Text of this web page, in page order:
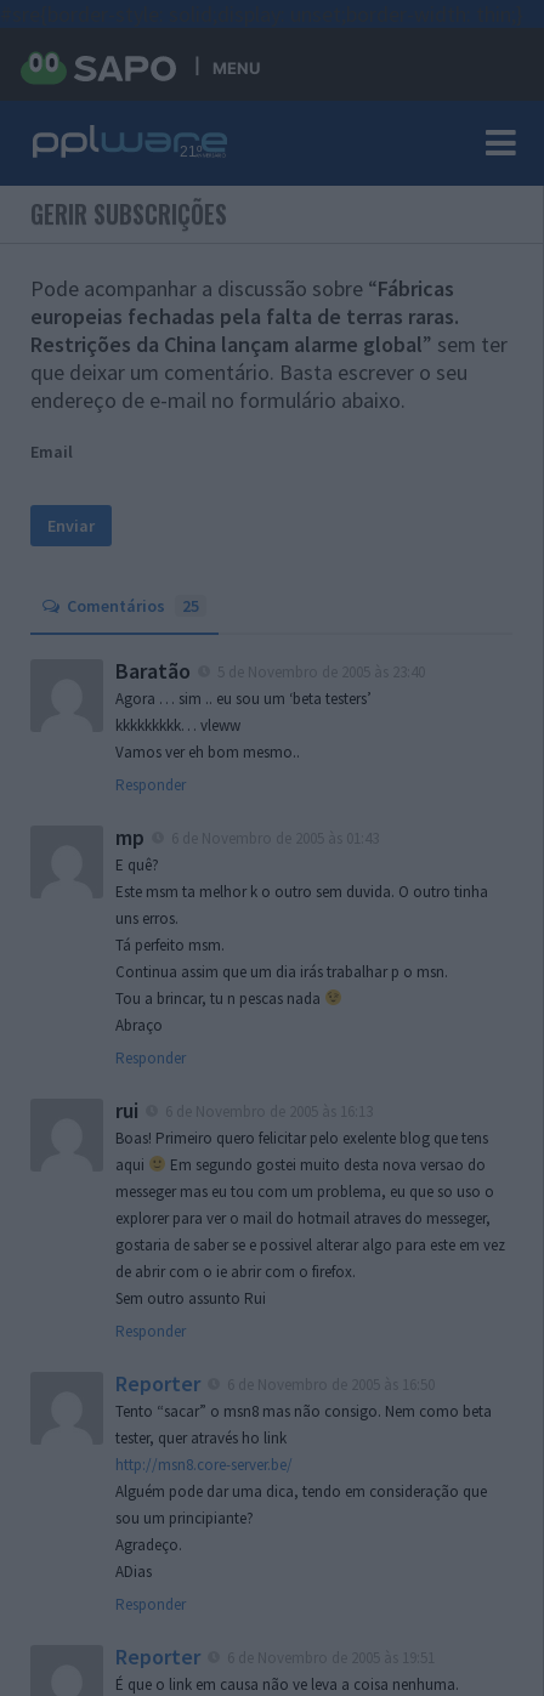
MENU
GERIR SUBSCRIÇÕES
Pode acompanhar a discussão sobre “Fábricas
europeias fechadas pela falta de terras raras.
Restrições da China lançam alarme global” sem ter
que deixar um comentário. Basta escrever o seu
endereço de e-mail no formulário abaixo.
Email
Comentários 25
Baratão
Agora … sim .. eu sou um ‘beta testers’
kkkkkkkkk… vleww
Vamos ver eh bom mesmo..
Responder
mp
E quê?
Este msm ta melhor k o outro sem duvida. O outro tinha
uns erros.
Tá perfeito msm.
Continua assim que um dia irás trabalhar p o msn.
Tou a brincar, tu n pescas nada
Abraço
Responder
rui
Boas! Primeiro quero felicitar pelo exelente blog que tens
aqui
Em segundo gostei muito desta nova versao do
messeger mas eu tou com um problema, eu que so uso o
explorer para ver o mail do hotmail atraves do messeger,
gostaria de saber se e possivel alterar algo para este em vez
de abrir com o ie abrir com o firefox.
Sem outro assunto Rui
Responder
Reporter
Tento “sacar” o msn8 mas não consigo. Nem como beta
tester, quer através ho link
http://msn8.core-server.be/
Alguém pode dar uma dica, tendo em consideração que
sou um principiante?
Agradeço.
ADias
Responder
Reporter
É que o link em causa não ve leva a coisa nenhuma.